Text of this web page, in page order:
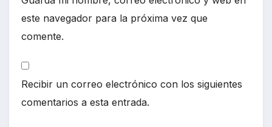
este navegador para la próxima vez que
comente.
Recibir un correo electrónico con los siguientes
comentarios a esta entrada.